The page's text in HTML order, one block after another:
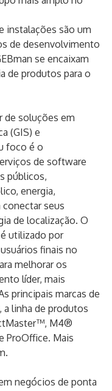
instalações são um
de desenvolvimento
se encaixam
de produtos para o
de soluções em
(GIS) e
foco é o
de software
públicos,
energia,
seus
de localização. O
utilizado por
finais no
melhorar os
líder, mais
principais marcas de
linha de produtos
M4®
ProOffice. Mais
negócios de ponta